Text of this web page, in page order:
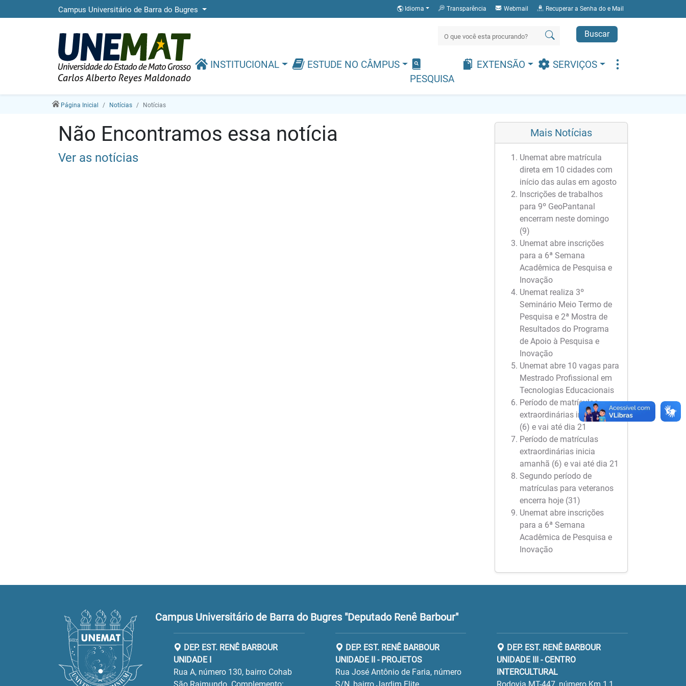
Campus Universitário de Barra do Bugres Idioma Transparência Webmail Recuperar a Senha do e Mail
Buscar
INSTITUCIONAL
ESTUDE NO CÂMPUS
PESQUISA
EXTENSÃO SERVIÇOS
Página Inicial Notícias Notícias
Não Encontramos essa notícia
Ver as notícias
Mais Notícias
Unemat abre matrícula
direta em 10 cidades com
início das aulas em agosto
Inscrições de trabalhos
para 9º GeoPantanal
encerram neste domingo
(9)
Unemat abre inscrições
para a 6ª Semana
Acadêmica de Pesquisa e
Inovação
Unemat realiza 3º
Seminário Meio Termo de
Pesquisa e 2ª Mostra de
Resultados do Programa
de Apoio à Pesquisa e
Inovação
Unemat abre 10 vagas para
Mestrado Profissional em
Tecnologias Educacionais
Período de matrículas
extraordinárias inicia hoje
(6) e vai até dia 21
Período de matrículas
extraordinárias inicia
amanhã (6) e vai até dia 21
Segundo período de
matrículas para veteranos
encerra hoje (31)
Unemat abre inscrições
para a 6ª Semana
Acadêmica de Pesquisa e
Inovação
Campus Universitário de Barra do Bugres "Deputado Renê Barbour"
DEP. EST. RENÊ BARBOUR
UNIDADE I
Rua A, número 130, bairro Cohab
DEP. EST. RENÊ BARBOUR
UNIDADE II - PROJETOS
Rua José Antônio de Faria, número
DEP. EST. RENÊ BARBOUR
UNIDADE III - CENTRO
INTERCULTURAL